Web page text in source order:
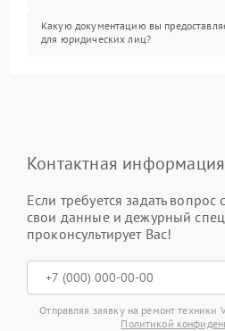
Какую документацию вы
для юридических лиц?
Контактная информация
Если требуется задать вопрос
свои данные и дежурный
проконсультирует Вас!
Отправляя заявку на ремонт техники
Политикой